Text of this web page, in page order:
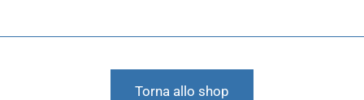
Torna allo shop